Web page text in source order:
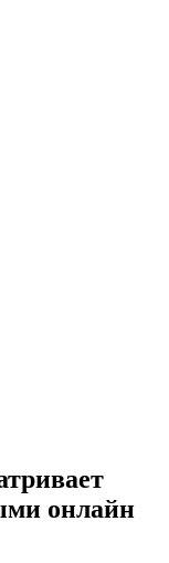
онлайн